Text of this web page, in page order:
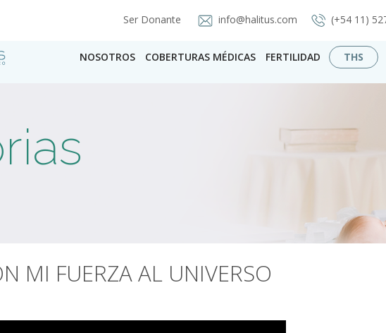
Ser Donante info@halitus.com (+54 11)
NOSOTROS COBERTURAS MÉDICAS FERTILIDAD THS
MI FUERZA AL UNIVERSO